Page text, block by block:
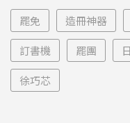
罷免 造冊神器
訂書機 罷團
徐巧芯